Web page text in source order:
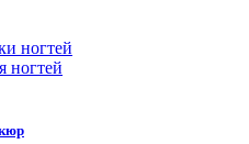
ногтей
ногтей